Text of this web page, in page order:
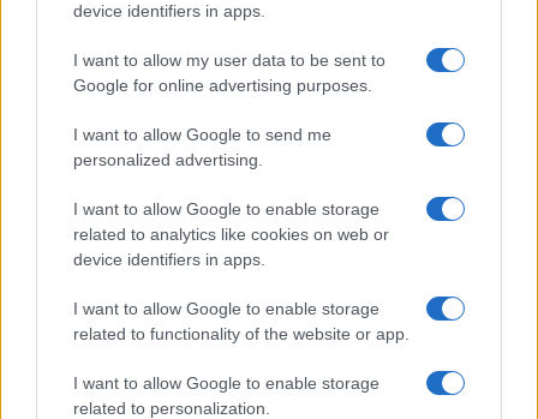
device identifiers in apps.
I want to allow my user data to be sent to
Google for online advertising purposes.
I want to allow Google to send me
personalized advertising.
I want to allow Google to enable storage
related to analytics like cookies on web or
device identifiers in apps.
I want to allow Google to enable storage
related to functionality of the website or app.
I want to allow Google to enable storage
related to personalization.
Harley Flanagan riflette sul futuro dei tour con i Cro-